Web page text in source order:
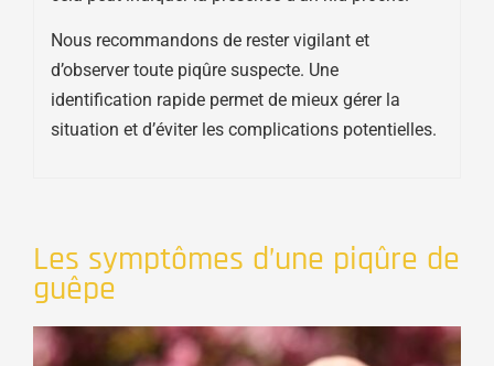
Nous recommandons de rester vigilant et
d’observer toute piqûre suspecte. Une
identification rapide permet de mieux gérer la
situation et d’éviter les complications potentielles.
Les symptômes d’une piqûre de
guêpe